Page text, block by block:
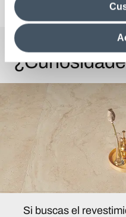
information in their
clicking on "Reject", it will
the site after installing only
information see the
Cookie
Si buscas el